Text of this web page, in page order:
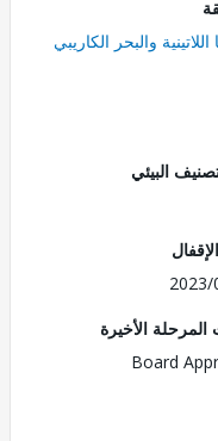
والبحر الكاريبي
الأخيرة